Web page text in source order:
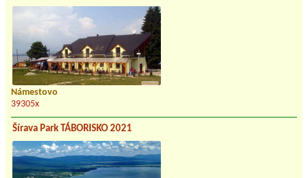
Námestovo
39305x
Šírava Park TÁBORISKO 2021